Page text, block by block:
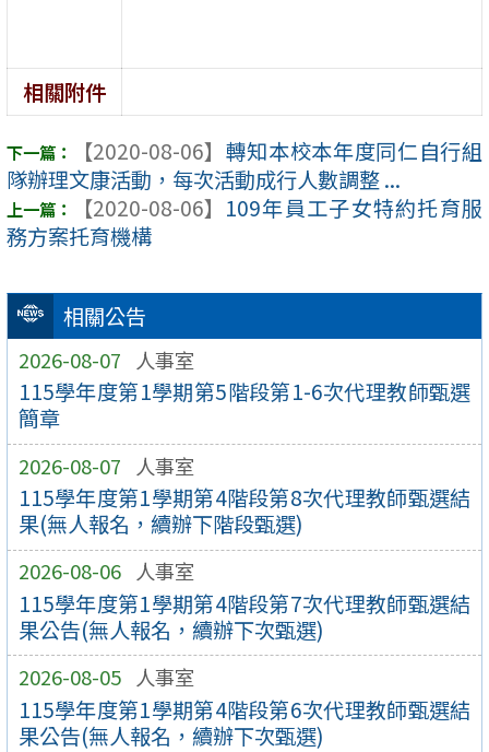
相關公告
2026-08-07 人事室
115學年度第1學期第5階段第1-6次代理教師甄選
簡章
2026-08-07 人事室
115學年度第1學期第4階段第8次代理教師甄選結
果(無人報名，續辦下階段甄選)
2026-08-06 人事室
115學年度第1學期第4階段第7次代理教師甄選結
果公告(無人報名，續辦下次甄選)
2026-08-05 人事室
115學年度第1學期第4階段第6次代理教師甄選結
果公告(無人報名，續辦下次甄選)
相關附件
【2020-08-06】 轉知本校本年度同仁自行組
隊辦理文康活動，每次活動成行人數調整 ...
【2020-08-06】 109年員工子女特約托育服
務方案托育機構